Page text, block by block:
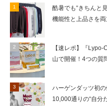
酷暑でも“きちんと
機能性と上品さを
【速レポ】『
山で開催！4つの質
ハーゲンダッツ初
10,000通りの“自分